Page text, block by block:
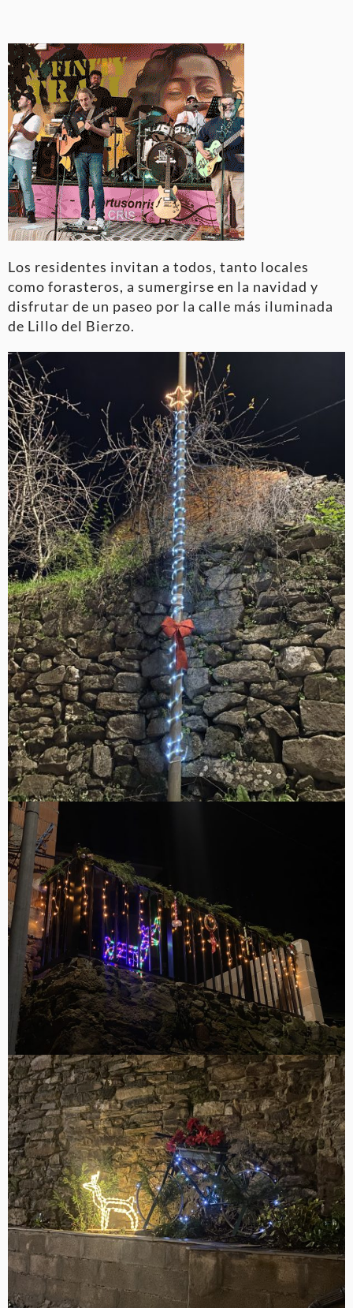
Los residentes invitan a todos, tanto locales
como forasteros, a sumergirse en la navidad y
disfrutar de un paseo por la calle más iluminada
de Lillo del Bierzo.